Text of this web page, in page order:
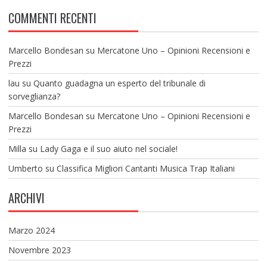
COMMENTI RECENTI
Marcello Bondesan su Mercatone Uno – Opinioni Recensioni e
Prezzi
lau su Quanto guadagna un esperto del tribunale di
sorveglianza?
Marcello Bondesan su Mercatone Uno – Opinioni Recensioni e
Prezzi
Milla su Lady Gaga e il suo aiuto nel sociale!
Umberto su Classifica Migliori Cantanti Musica Trap Italiani
ARCHIVI
Marzo 2024
Novembre 2023